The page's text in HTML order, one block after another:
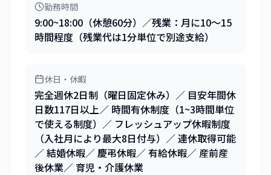
勤務時間
9:00~18:00（休憩60分）／残業：月に10〜15
時間程度（残業代は1分単位で別途支給）
休日・休暇
完全週休2日制（曜日固定休み）／ 目安年間休
日数117日以上／ 時間有休制度（1~3時間単位
で使える制度）／ フレッシュアップ休暇制度
（入社月により最大8日付与）／ 連休取得可能
／ 結婚休暇／ 慶弔休暇／ 有給休暇／ 産前産
後休業／ 育児・介護休業